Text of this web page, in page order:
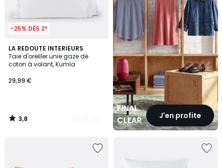
-25% DÈS 2*
LA REDOUTE INTERIEURS
Taie d'oreiller unie gaze de
coton à volant, Kumla
29,99 €
3,8
/ 5
15
Couleurs
3,8
/
FINAL
CLEARANCEJ'en profite